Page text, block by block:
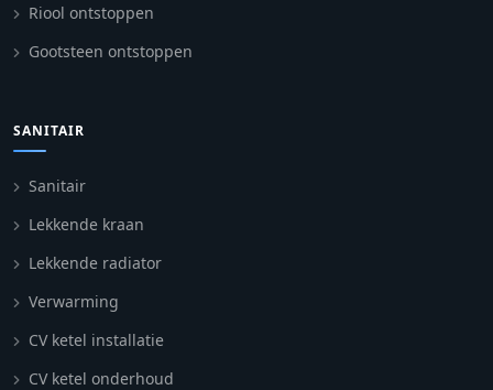
Riool ontstoppen
Gootsteen ontstoppen
SANITAIR
Sanitair
Lekkende kraan
Lekkende radiator
Verwarming
CV ketel installatie
CV ketel onderhoud